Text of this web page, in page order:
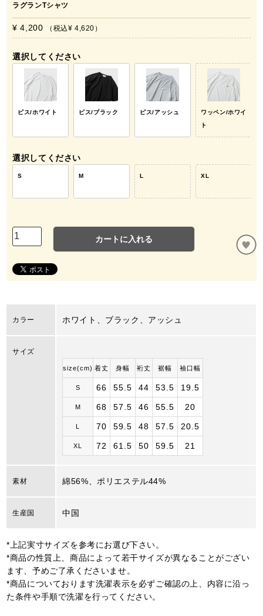
ラグランTシャツ
¥ 4,200 税込¥ 4,620
選択してください
ピス/ホワイト ピス/ブラック ピス/アッシュ
ワッペン/ホワイ
ト
選択してください
S M L XL
カートに入れる
カラー ホワイト、ブラック、アッシュ
サイズ
size(cm) 着丈 身幅 裄丈 裾幅 袖口幅
S 66 55.5 44 53.5 19.5
M 68 57.5 46 55.5 20
L 70 59.5 48 57.5 20.5
XL 72 61.5 50 59.5 21
素材 綿56%、ポリエステル44%
生産国 中国
*上記実寸サイズを参考にお選び下さい。
*商品の性質上、商品によって若干サイズが異なることがござい
ます、予めご了承くださいませ。
*商品についております洗濯表示を必ずご確認の上、内容に沿っ
た条件や手順で洗濯を行ってください。